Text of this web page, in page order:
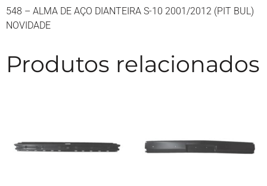
548 – ALMA DE AÇO DIANTEIRA S-10 2001/2012 (PIT BUL)
NOVIDADE
Produtos relacionados